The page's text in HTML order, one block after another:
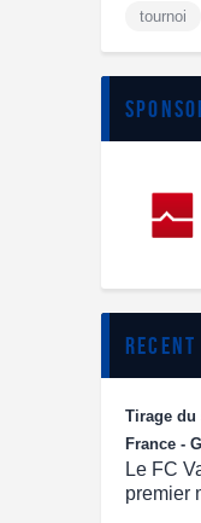
tournoi
recent
Tirage du
France -
Le FC
premier